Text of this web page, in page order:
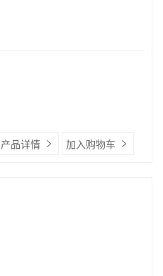
产品详情 加入购物车